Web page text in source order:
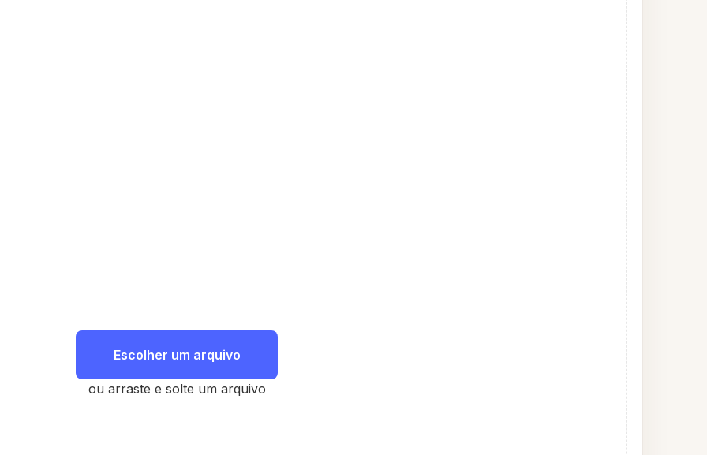
Escolher um arquivo
ou arraste e solte um arquivo